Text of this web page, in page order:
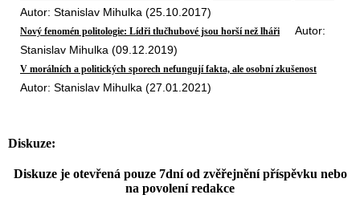
Autor: Stanislav Mihulka (25.10.2017)
Nový fenomén politologie: Lídři tlučhubové jsou horší než lháři Autor:
Stanislav Mihulka (09.12.2019)
V morálních a politických sporech nefungují fakta, ale osobní zkušenost
Autor: Stanislav Mihulka (27.01.2021)
Diskuze:
Diskuze je otevřená pouze 7dní od zvěřejnění příspěvku nebo
na povolení redakce